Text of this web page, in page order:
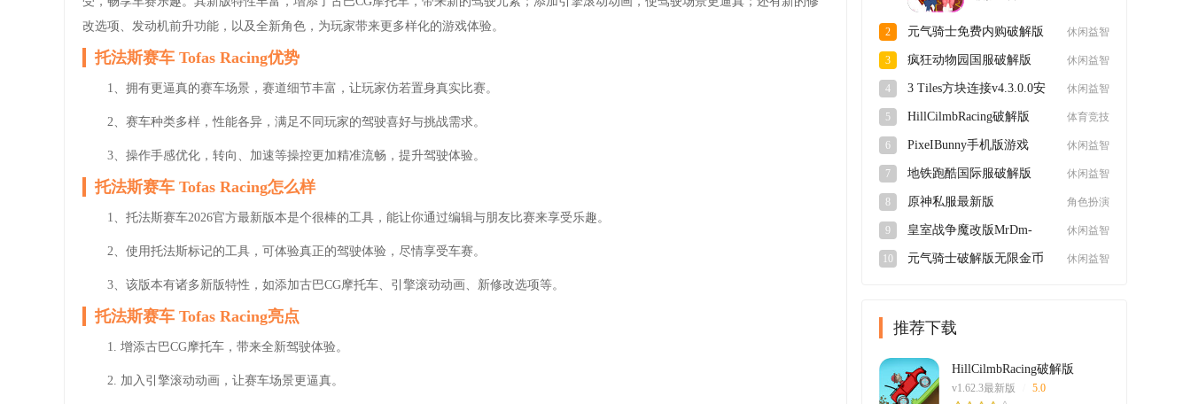
改选项、发动机前升功能，以及全新角色，为玩家带来更多样化的游戏体验。
托法斯赛车 Tofas Racing优势
1、拥有更逼真的赛车场景，赛道细节丰富，让玩家仿若置身真实比赛。
2、赛车种类多样，性能各异，满足不同玩家的驾驶喜好与挑战需求。
3、操作手感优化，转向、加速等操控更加精准流畅，提升驾驶体验。
托法斯赛车 Tofas Racing怎么样
1、托法斯赛车2026官方最新版本是个很棒的工具，能让你通过编辑与朋友比赛来享受乐趣。
2、使用托法斯标记的工具，可体验真正的驾驶体验，尽情享受车赛。
3、该版本有诸多新版特性，如添加古巴CG摩托车、引擎滚动动画、新修改选项等。
托法斯赛车 Tofas Racing亮点
1. 增添古巴CG摩托车，带来全新驾驶体验。
2. 加入引擎滚动动画，让赛车场景更逼真。
版v1.043.02安
卓版
2
元气骑士免费内购破解版
休闲益智
3
疯狂动物园国服破解版
休闲益智
4
3 Tiles方块连接v4.3.0.0安
休闲益智
5
HillCilmbRacing破解版
体育竞技
6
PixeIBunny手机版游戏
休闲益智
7
地铁跑酷国际服破解版
休闲益智
8
原神私服最新版
卓版
角色扮演
9
皇室战争魔改版MrDm-
休闲益智
10
元气骑士破解版无限金币
休闲益智
推荐下载
HillCilmbRacing破解版
v1.62.3最新版 5.0